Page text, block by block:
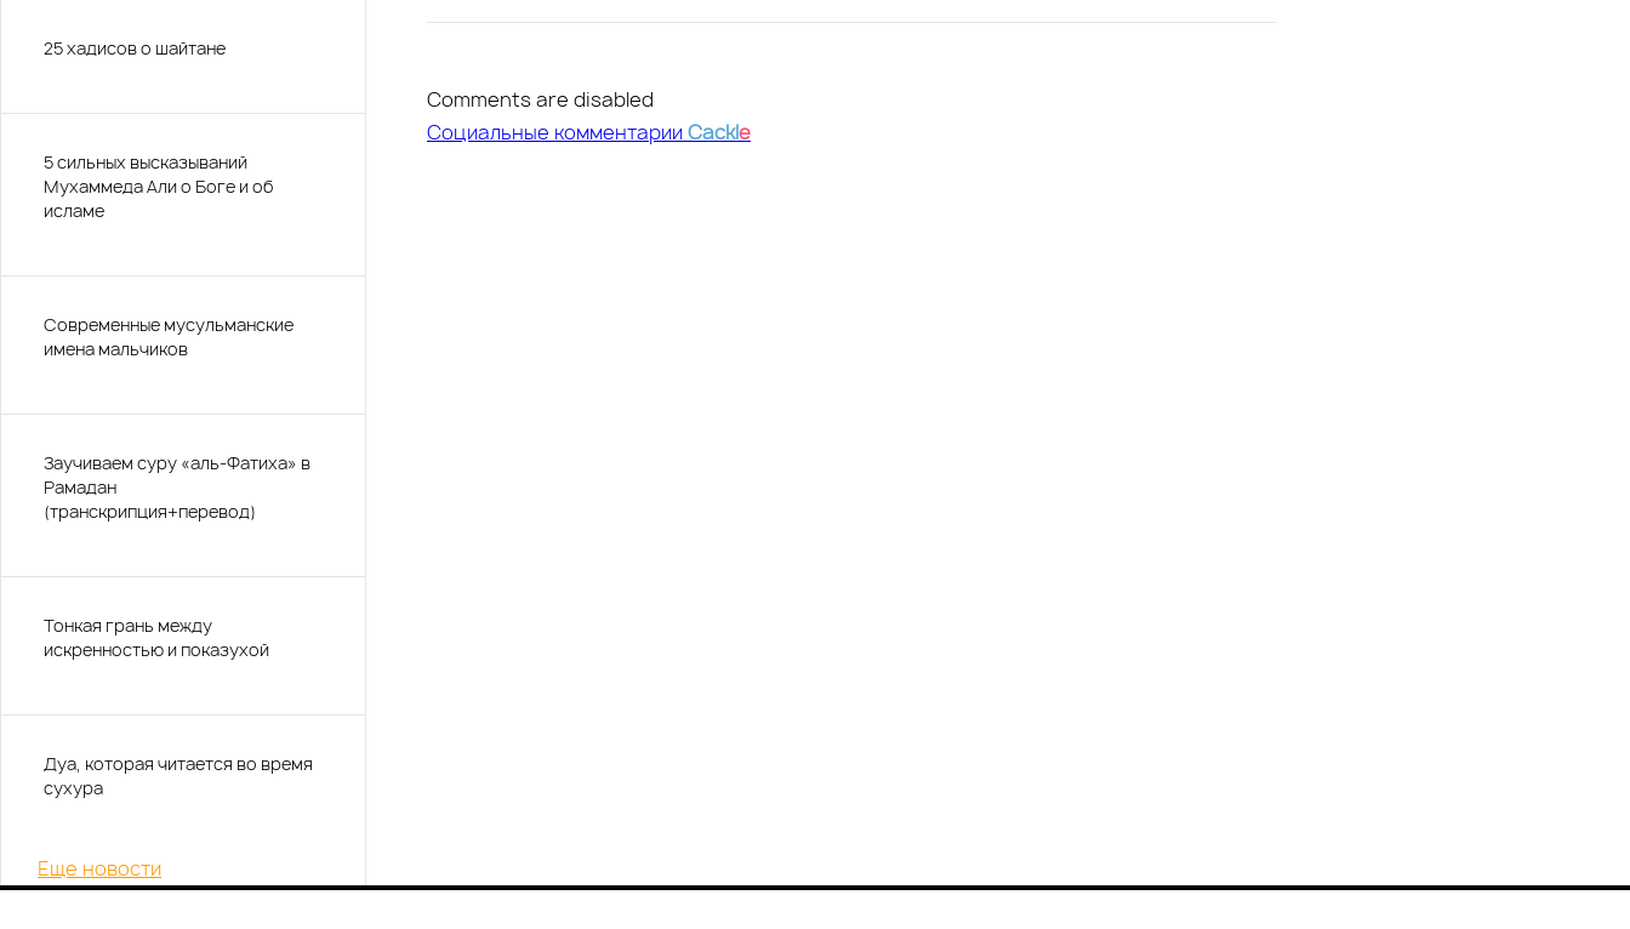
25 хадисов о шайтане
5 сильных высказываний
Мухаммеда Али о Боге и об
исламе
Современные мусульманские
имена мальчиков
Заучиваем суру «аль-Фатиха» в
Рамадан
(транскрипция+перевод)
Тонкая грань между
искренностью и показухой
Дуа, которая читается во время
сухура
Еще новости
Comments are disabled
Социальные комментарииCackle